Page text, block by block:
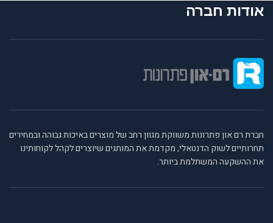
אודות חברה
חברת רם און פתרונות משווקת מגוון רחב של מוצרים באיכות גבוהה ובמחירים
תחרותיים לשוק הדנטאלי, מקדמת את המותגים שיוצרים לקהל לקוחותינו
את ההשקעה המשתלמת ביותר.